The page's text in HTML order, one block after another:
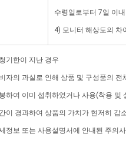
수령일로부터 7일 이
4) 모니터 해상도의 차
기한이 지난 경우
자의 과실로 인해 상품 및 구성품의
하여 이미 섭취하였거나 사용(착용 및
이 경과하여 상품의 가치가 현저히 감
정보 또는 사용설명서에 안내된 주의